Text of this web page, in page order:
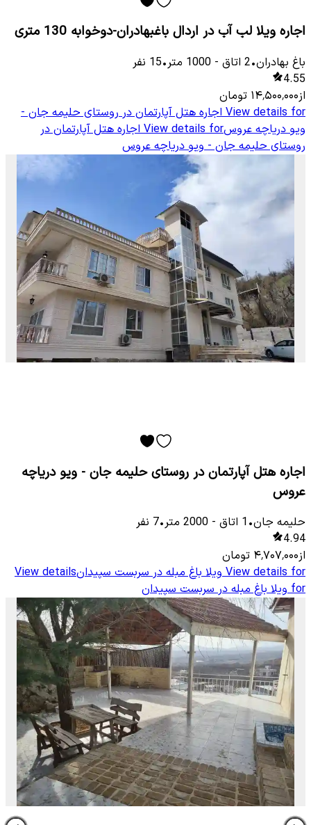
اجاره ویلا لب آب در اردال باغبهادران-دوخوابه 130 متری
باغ بهادران•
2 اتاق -
1000 متر•
15 نفر
4.55
از۱۴٬۵۰۰٬۰۰۰ تومان
View details for اجاره هتل آپارتمان در روستای حلیمه جان -
ویو دریاچه عروسView details for اجاره هتل آپارتمان در
روستای حلیمه جان - ویو دریاچه عروس
اجاره هتل آپارتمان در روستای حلیمه جان - ویو دریاچه
عروس
حلیمه جان•
1 اتاق -
2000 متر•
7 نفر
4.94
از۴٬۷۰۷٬۰۰۰ تومان
View details for ویلا باغ مبله در سربست سپیدانView details
for ویلا باغ مبله در سربست سپیدان